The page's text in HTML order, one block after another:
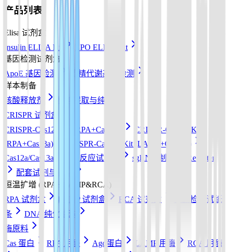
产品列表
Elisa 试剂盒
Insulin ELISA Kit
EPO ELISA Kit
基因检测试剂盒
ApoE 基因检测
酒精代谢基因检测
样本制备
核酸释放剂
核酸提取与纯化
CRISPR 试剂盒
CRISPR-Cas12a Kit (RPA+Cas12a)
CRISPR-Cas13a Kit
(RPA+Cas13a)
CRISPR-Cas12b Kit (LAMP+Cas12b)
Cas12a/Cas13a/Cas14a反应试剂盒
sgRNA 制备
Reporter
配套试剂与耗材
恒温扩增 (RPA&LAMP&RCA)
RPA 试剂盒
LAMP 试剂盒 RCA 试剂盒
核酸检测试纸
条
DNA 纯化磁珠
酶原料
Cas 蛋白
RPA 用酶 Ago蛋白 LAMP 用酶
RCA 用酶